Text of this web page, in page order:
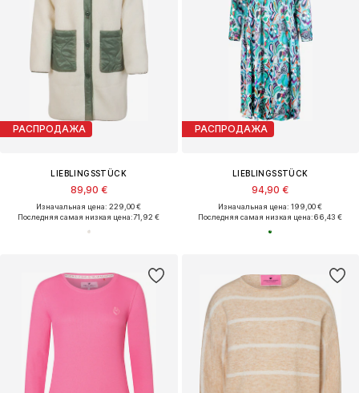
РАСПРОДАЖА
LIEBLINGSSTÜCK
89,90 €
Изначальная цена: 229,00 €
Последняя самая низкая цена:71,92 €
РАСПРОДАЖА
LIEBLINGSSTÜCK
94,90 €
Изначальная цена: 199,00 €
Последняя самая низкая цена:66,43 €